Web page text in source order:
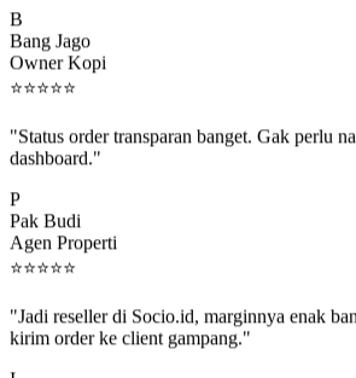
Bang Jago
Owner Kopi
⭐⭐⭐⭐⭐
dashboard."
Pak Budi
Agen Properti
⭐⭐⭐⭐⭐
kirim order ke client gampang."